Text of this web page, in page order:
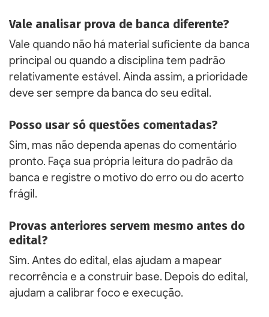
Vale analisar prova de banca diferente?
Vale quando não há material suficiente da banca
principal ou quando a disciplina tem padrão
relativamente estável. Ainda assim, a prioridade
deve ser sempre da banca do seu edital.
Posso usar só questões comentadas?
Sim, mas não dependa apenas do comentário
pronto. Faça sua própria leitura do padrão da
banca e registre o motivo do erro ou do acerto
frágil.
Provas anteriores servem mesmo antes do
edital?
Sim. Antes do edital, elas ajudam a mapear
recorrência e a construir base. Depois do edital,
ajudam a calibrar foco e execução.